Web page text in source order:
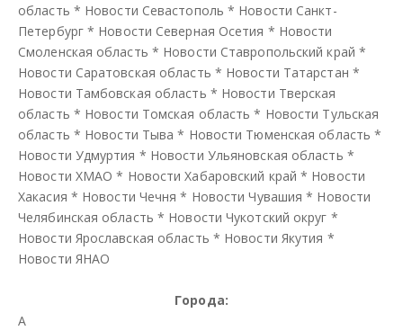
область * Новости Севастополь * Новости Санкт-
Петербург* Новости Северная Осетия * Новости
Смоленская область * Новости Ставропольский край *
Новости Саратовская область * Новости Татарстан *
Новости Тамбовская область * Новости Тверская
область * Новости Томская область * Новости Тульская
область * Новости Тыва * Новости Тюменская область *
Новости Удмуртия * Новости Ульяновская область *
Новости ХМАО * Новости Хабаровский край * Новости
Хакасия * Новости Чечня * Новости Чувашия * Новости
Челябинская область * Новости Чукотский округ *
Новости Ярославская область * Новости Якутия *
Новости ЯНАО
Города:
А